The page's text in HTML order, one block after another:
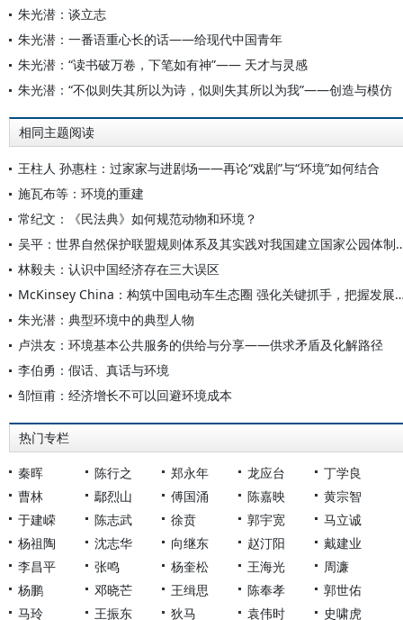
朱光潜：谈立志
朱光潜：一番语重心长的话——给现代中国青年
朱光潜：“读书破万卷，下笔如有神”—— 天才与灵感
朱光潜：“不似则失其所以为诗，似则失其所以为我”——创造与模仿
相同主题阅读
王柱人 孙惠柱：过家家与进剧场——再论“戏剧”与“环境”如何结合
施瓦布等：环境的重建
常纪文：《民法典》如何规范动物和环境？
吴平：世界自然保护联盟规则
林毅夫：认识中国经济存在三大误区
McKinsey China：构筑中国电动车
朱光潜：典型环境中的典型人物
卢洪友：环境基本公共服务的供给与分享——供求矛盾及化解路径
李伯勇：假话、真话与环境
邹恒甫：经济增长不可以回避环境成本
热门专栏
秦晖 陈行之 郑永年 龙应台
丁学良
曹林
鄢烈山 傅国涌 陈嘉映
黄宗智
于建嵘
陈志武 徐贲 郭宇宽
马立诚
杨祖陶
沈志华 向继东 赵汀阳
戴建业
李昌平
张鸣 杨奎松 王海光
周濂
杨鹏
邓晓芒 王缉思 陈奉孝
郭世佑
马玲
王振东 狄马 袁伟时 史啸虎